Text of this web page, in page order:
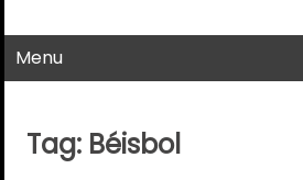
Menu
Tag: Béisbol